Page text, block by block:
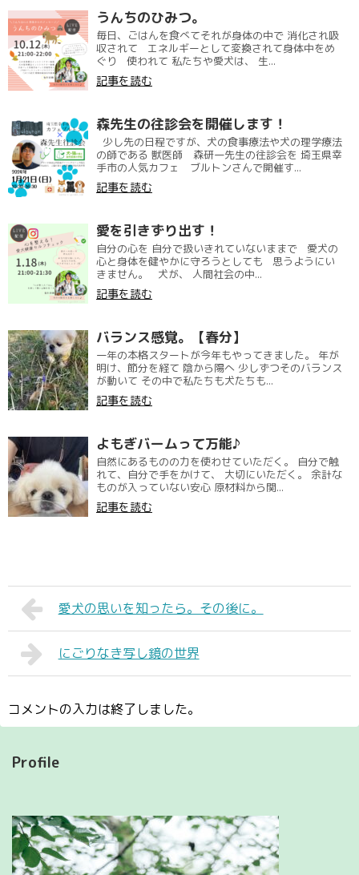
うんちのひみつ。
毎日、ごはんを食べてそれが身体の中で 消化され吸
収されて エネルギーとして変換されて身体中をめ
ぐり 使われて 私たちや愛犬は、 生...
記事を読む
森先生の往診会を開催します！
少し先の日程ですが、犬の食事療法や犬の理学療法
の師である 獣医師 森研一先生の往診会を 埼玉県幸
手市の人気カフェ ブルトンさんで開催す...
記事を読む
愛を引きずり出す！
自分の心を 自分で扱いきれていないままで 愛犬の
心と身体を健やかに守ろうとしても 思うようにい
きません。 犬が、 人間社会の中...
記事を読む
バランス感覚。【春分】
一年の本格スタートが今年もやってきました。 年が
明け、節分を経て 陰から陽へ 少しずつそのバランス
が動いて その中で私たちも犬たちも...
記事を読む
よもぎバームって万能♪
自然にあるものの力を使わせていただく。 自分で触
れて、自分で手をかけて、 大切にいただく。 余計な
ものが入っていない安心 原材料から関...
記事を読む
愛犬の思いを知ったら。その後に。
にごりなき写し鏡の世界
コメントの入力は終了しました。
Profile